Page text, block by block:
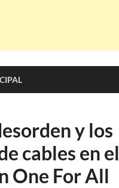
y los
cables en el
One For All